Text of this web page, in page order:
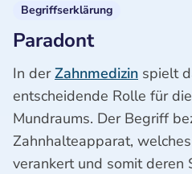
Begriffserklärung
Paradont
In derZahnmedizin spielt
entscheidende Rolle für
Mundraums. Der Begriff
Zahnhalteapparat,
verankert und somit deren